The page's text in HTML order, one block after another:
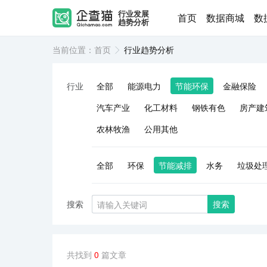
行业发展
趋势分析 首页 数据商城 数
当前位置： 首页 行业趋势分析
行业 全部 能源电力 节能环保
金融保险
汽车产业
化工材料 钢铁有色
房产建
农林牧渔
公用其他
全部 环保 节能减排 水务 垃圾处
搜索 搜索
共找到 0 篇文章